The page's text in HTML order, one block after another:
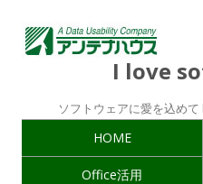
I love
ソフトウェアに愛を込めて
HOME
Office活用